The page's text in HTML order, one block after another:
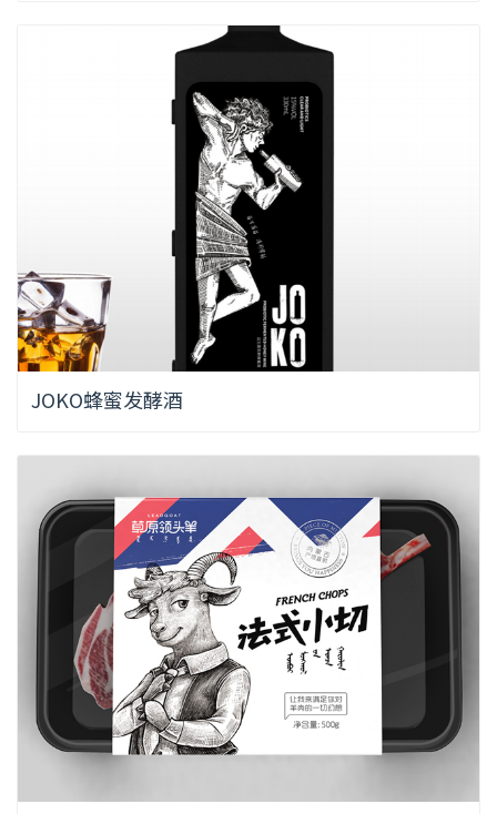
JOKO蜂蜜发酵酒